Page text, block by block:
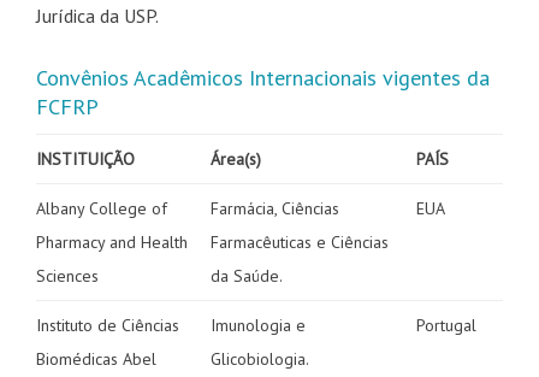
Jurídica da USP.
Convênios Acadêmicos Internacionais vigentes da
FCFRP
INSTITUIÇÃO Área(s) PAÍS
Albany College of
Pharmacy and Health
Sciences
Farmácia, Ciências
Farmacêuticas e Ciências
da Saúde.
EUA
Instituto de Ciências
Biomédicas Abel
Imunologia e
Glicobiologia.
Portugal